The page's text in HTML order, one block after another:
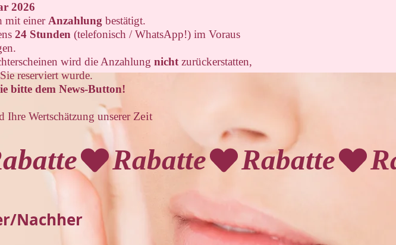
2026
mit einer Anzahlung bestätigt.
24 Stunden (telefonisch / WhatsApp!) im Voraus
wird die Anzahlung nicht zurückerstatten,
reserviert wurde.
bitte dem News-Button!
Wertschätzung unserer Zeit
Nachher